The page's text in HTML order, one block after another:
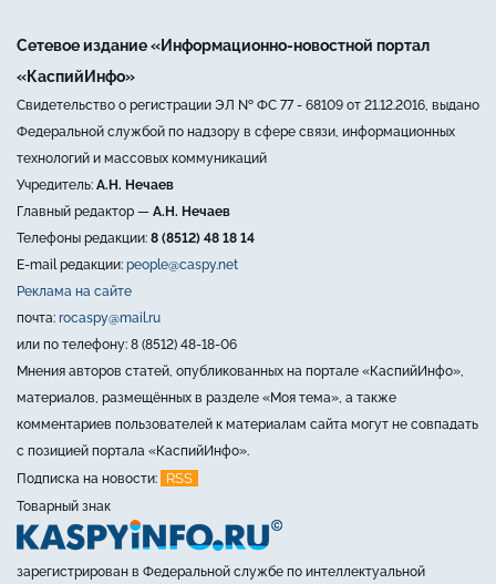
Сетевое издание «Информационно-новостной портал
«КаспийИнфо»
Свидетельство о регистрации ЭЛ № ФС 77 - 68109 от 21.12.2016, выдано
Федеральной службой по надзору в сфере связи, информационных
технологий и массовых коммуникаций
Учредитель: А.Н. Нечаев
Главный редактор — А.Н. Нечаев
Телефоны редакции: 8 (8512) 48 18 14
E-mail редакции: people@caspy.net
Реклама на сайте
почта: rocaspy@mail.ru
или по телефону: 8 (8512) 48-18-06
Мнения авторов статей, опубликованных на портале «КаспийИнфо»,
материалов, размещённых в разделе «Моя тема», а также
комментариев пользователей к материалам сайта могут не совпадать
с позицией портала «КаспийИнфо».
Подписка на новости:
RSS
Товарный знак
зарегистрирован в Федеральной службе по интеллектуальной